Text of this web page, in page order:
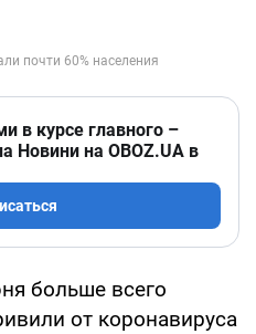
в курсе главного –
Новини на OBOZ.UA в
больше всего
от коронавируса